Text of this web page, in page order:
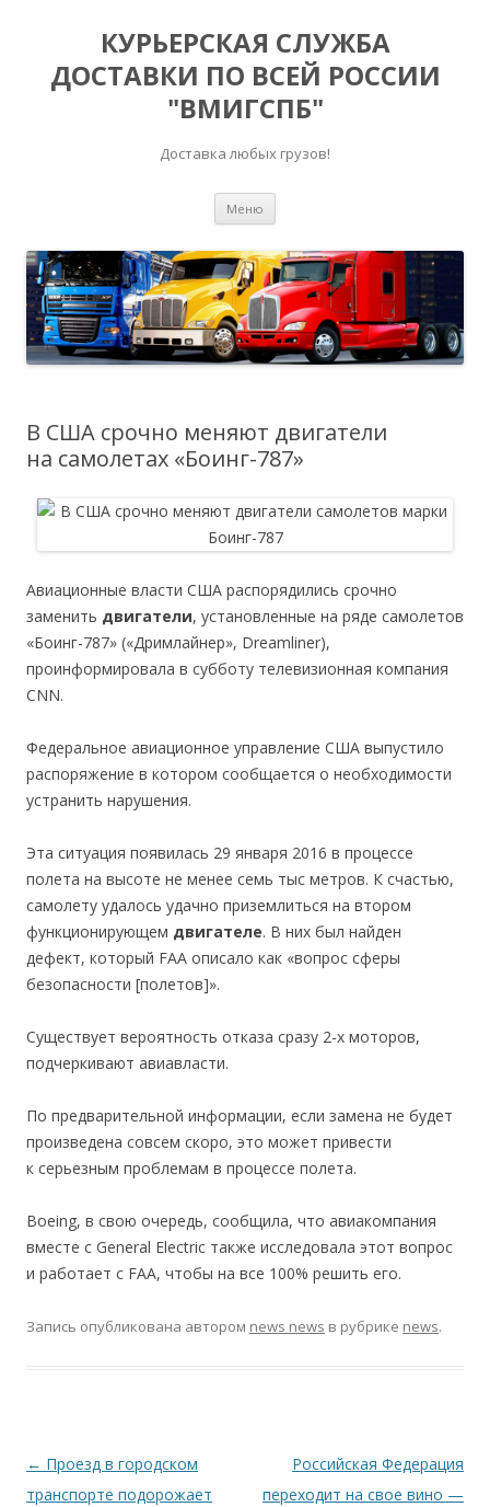
КУРЬЕРСКАЯ СЛУЖБА
ДОСТАВКИ ПО ВСЕЙ РОССИИ
"ВМИГСПБ"
Доставка любых грузов!
Меню
В США срочно меняют двигатели
на самолетах «Боинг-787»
Авиационные власти США распорядились срочно
заменить двигатели, установленные на ряде самолетов
«Боинг-787» («Дримлайнер», Dreamliner),
проинформировала в субботу телевизионная компания
CNN.
Федеральное авиационное управление США выпустило
распоряжение в котором сообщается о необходимости
устранить нарушения.
Эта ситуация появилась 29 января 2016 в процессе
полета на высоте не менее семь тыс метров. К счастью,
самолету удалось удачно приземлиться на втором
функционирующем двигателе. В них был найден
дефект, который FAA описало как «вопрос сферы
безопасности [полетов]».
Существует вероятность отказа сразу 2-х моторов,
подчеркивают авиавласти.
По предварительной информации, если замена не будет
произведена совсем скоро, это может привести
к серьезным проблемам в процессе полета.
Boeing, в свою очередь, сообщила, что авиакомпания
вместе с General Electric также исследовала этот вопрос
и работает с FAA, чтобы на все 100% решить его.
Запись опубликована автором news news в рубрике news.
Навигация по записям
← Проезд в городском
транспорте подорожает
Российская Федерация
переходит на свое вино —